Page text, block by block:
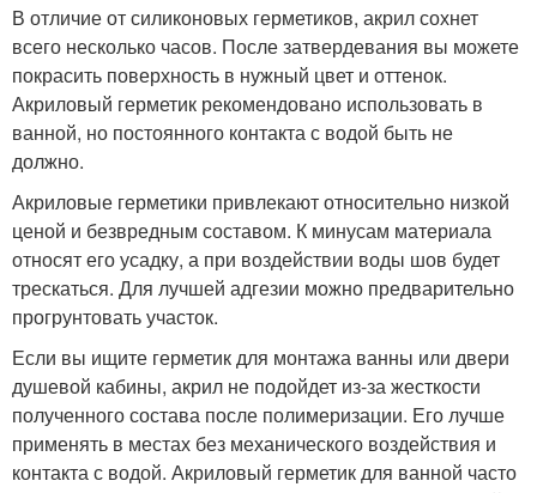
В отличие от силиконовых герметиков, акрил сохнет
всего несколько часов. После затвердевания вы можете
покрасить поверхность в нужный цвет и оттенок.
Акриловый герметик рекомендовано использовать в
ванной, но постоянного контакта с водой быть не
должно.
Акриловые герметики привлекают относительно низкой
ценой и безвредным составом. К минусам материала
относят его усадку, а при воздействии воды шов будет
трескаться. Для лучшей адгезии можно предварительно
прогрунтовать участок.
Если вы ищите герметик для монтажа ванны или двери
душевой кабины, акрил не подойдет из-за жесткости
полученного состава после полимеризации. Его лучше
применять в местах без механического воздействия и
контакта с водой. Акриловый герметик для ванной часто